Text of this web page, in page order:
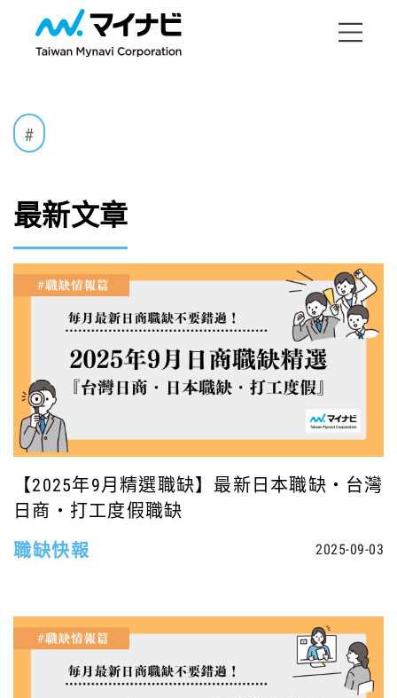
#
最新文章
【2025年9月精選職缺】最新日本職缺・台灣
日商・打工度假職缺
職缺快報
2025-09-03